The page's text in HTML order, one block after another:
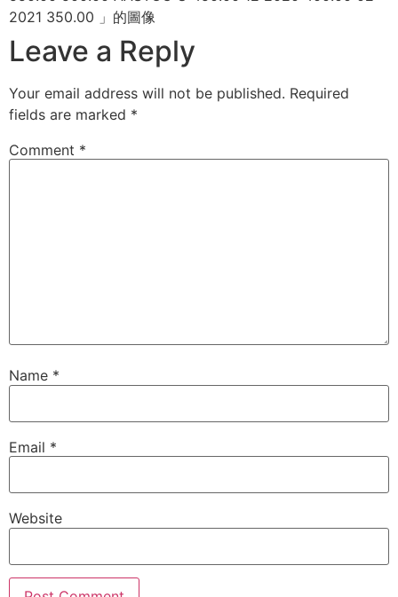
Leave a Reply
Your email address will not be published. Required
fields are marked *
Comment *
Name *
Email *
Website